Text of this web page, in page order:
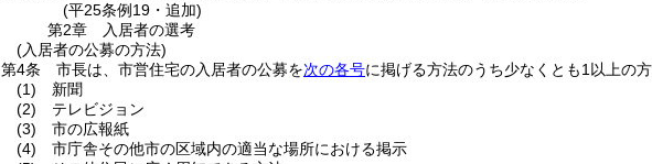
(平25条例19・追加)
第2章
入居者の選考
(入居者の公募の方法)
第4条
市長は、市営住宅の入居者の公募を次の各号に掲げる方法のうち少なくとも1以上の
(1)
新聞
(2)
テレビジョン
(3)
市の広報紙
(4)
市庁舎その他市の区域内の適当な場所における掲示